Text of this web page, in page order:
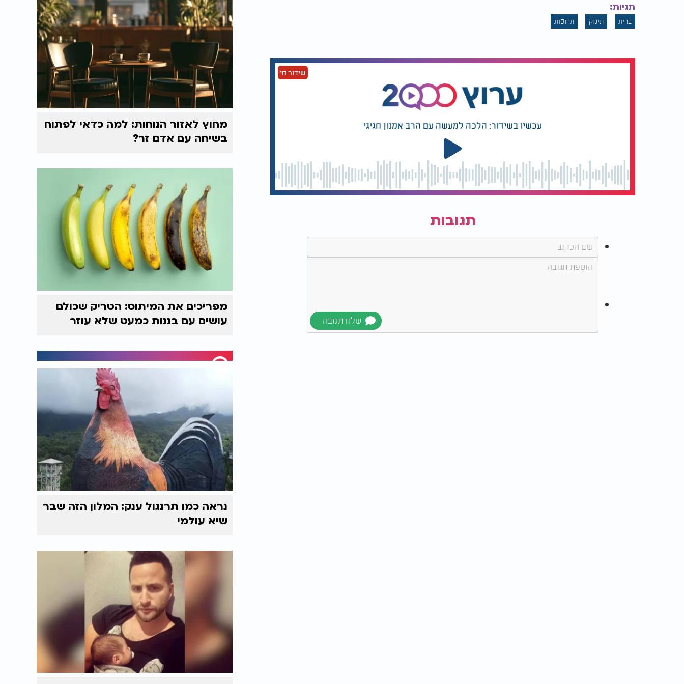
תגיות:
ברית תינוק תרופות
שידור חי
עכשיו בשידור: הלכה למעשה עם הרב אמנון חגיגי
תגובות
מחוץ לאזור הנוחות: למה כדאי לפתוח
בשיחה עם אדם זר?
מפריכים את המיתוס: הטריק שכולם
עושים עם בננות כמעט שלא עוזר
נראה כמו תרנגול ענק: המלון הזה שבר
שיא עולמי